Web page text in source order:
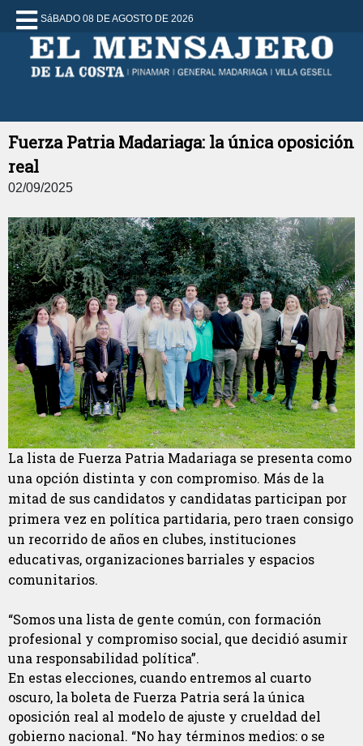
SáBADO 08 DE AGOSTO DE 2026
Fuerza Patria Madariaga: la única oposición
real
02/09/2025
La lista de Fuerza Patria Madariaga se presenta como
una opción distinta y con compromiso. Más de la
mitad de sus candidatos y candidatas participan por
primera vez en política partidaria, pero traen consigo
un recorrido de años en clubes, instituciones
educativas, organizaciones barriales y espacios
comunitarios.
“Somos una lista de gente común, con formación
profesional y compromiso social, que decidió asumir
una responsabilidad política”.
En estas elecciones, cuando entremos al cuarto
oscuro, la boleta de Fuerza Patria será la única
oposición real al modelo de ajuste y crueldad del
gobierno nacional. “No hay términos medios: o se